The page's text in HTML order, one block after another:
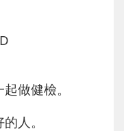
做健檢。
人。